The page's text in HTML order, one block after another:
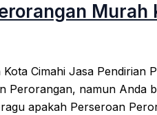
Murah
Cimahi Jasa Pendirian
namun Anda
apakah Perseroan